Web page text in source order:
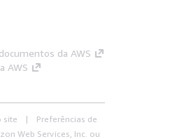
da AWS
AWS
site
Preferências de
Web Services, Inc. ou